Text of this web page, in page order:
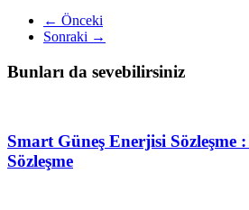
← Önceki
Sonraki →
Bunları da sevebilirsiniz
Smart Güneş Enerjisi Sözleşme
Sözleşme